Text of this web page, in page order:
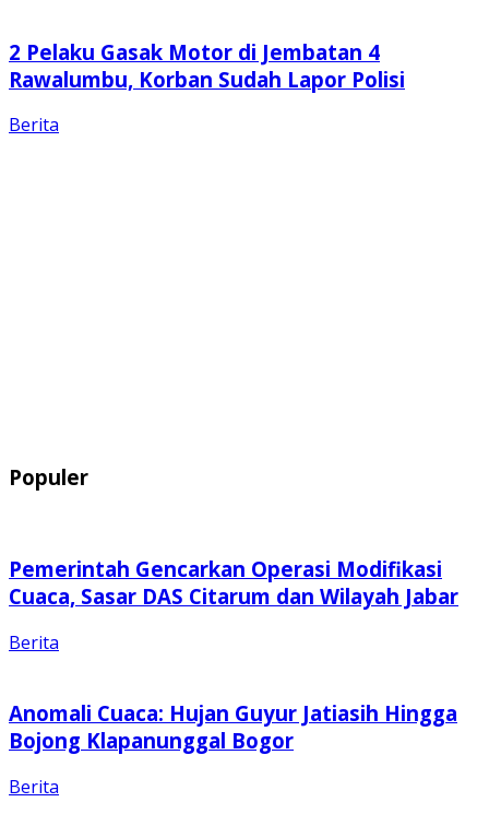
2 Pelaku Gasak Motor di Jembatan 4
Rawalumbu, Korban Sudah Lapor Polisi
Berita
Populer
Pemerintah Gencarkan Operasi Modifikasi
Cuaca, Sasar DAS Citarum dan Wilayah Jabar
Berita
Anomali Cuaca: Hujan Guyur Jatiasih Hingga
Bojong Klapanunggal Bogor
Berita